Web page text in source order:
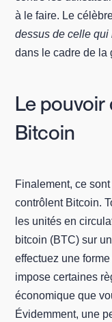
à le faire. Le
dessus de celle qui
dans le cadre de la
Le pouvoir
Bitcoin
Finalement, ce
contrôlent Bitcoin.
les unités en
bitcoin (BTC) sur
effectuez une
impose certaines
économique que
Évidemment, une